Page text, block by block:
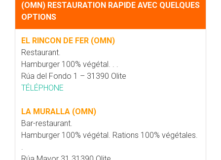
(OMN) RESTAURATION RAPIDE AVEC QUELQUES
OPTIONS
EL RINCON DE FER (OMN)
Restaurant.
Hamburger 100% végétal. . .
Rúa del Fondo 1 – 31390 Olite
TÉLÉPHONE
LA MURALLA (OMN)
Bar-restaurant.
Hamburger 100% végétal. Rations 100% végétales.
.